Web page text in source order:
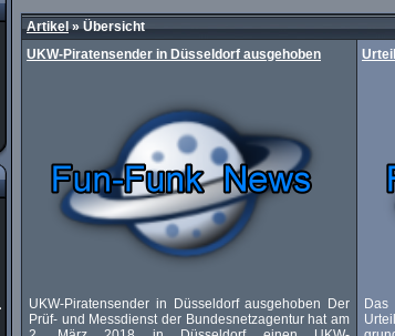
Artikel»Übersicht
UKW-Piratensender in Düsseldorf ausgehoben
UKW-Piratensender in Düsseldorf ausgehoben Der
Prüf- und Messdienst der Bundesnetzagentur hat am